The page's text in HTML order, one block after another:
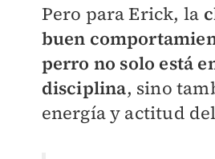
Pero para Erick, la
buen
perro no solo está
disciplina, sino
energía y actitud